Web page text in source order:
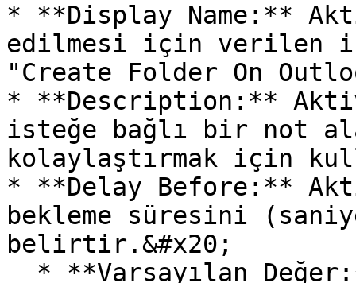
* **Display Name:**
edilmesi için verilen
"Create Folder On
* **Description:**
isteğe bağlı bir not
kolaylaştırmak için
* **Delay Before:**
bekleme süresini
belirtir.&#x20;